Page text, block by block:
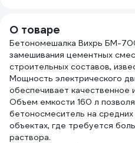
О товаре
Бетономешалка Вихрь БМ-
замешивания цементных
строительных составов,
Мощность электрического
обеспечивает
Объем емкости 160 л
бетоносмеситель на
объектах, где требуется
раствора.